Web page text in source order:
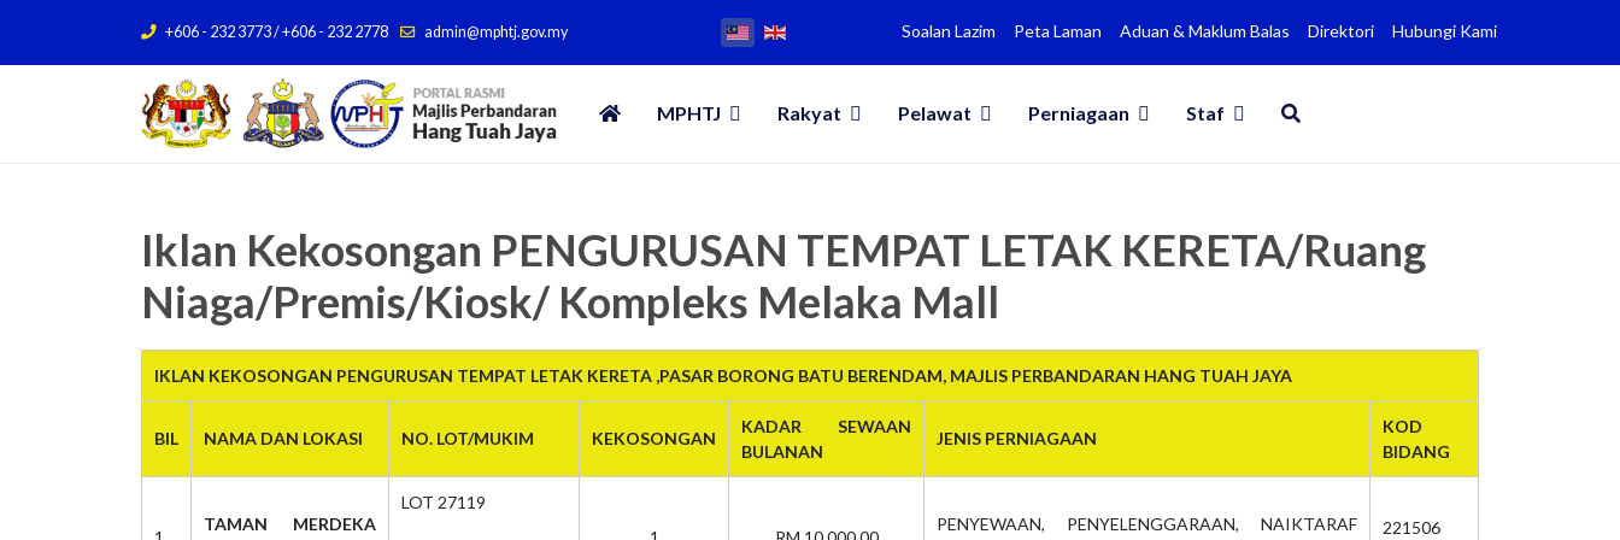
+606 - 232 3773 / +606 - 232 2778 admin@mphtj.gov.my Soalan Lazim Peta Laman Aduan & Maklum Balas Direktori Hubungi Kami
MPHTJ Rakyat Pelawat Perniagaan Staf
Iklan Kekosongan PENGURUSAN TEMPAT LETAK KERETA/Ruang
Niaga/Premis/Kiosk/ Kompleks Melaka Mall
IKLAN KEKOSONGAN PENGURUSAN TEMPAT LETAK KERETA ,PASAR BORONG BATU BERENDAM, MAJLIS PERBANDARAN HANG TUAH JAYA
BIL NAMA DAN LOKASI NO. LOT/MUKIM KEKOSONGAN
KADAR SEWAAN
BULANAN
JENIS PERNIAGAAN
KOD
BIDANG
TAMAN MERDEKA
LOT 27119
PENYEWAAN, PENYELENGGARAAN, NAIKTARAF
221506